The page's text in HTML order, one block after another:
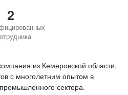
2
из Кемеровской области,
с многолетним опытом в
сектора.